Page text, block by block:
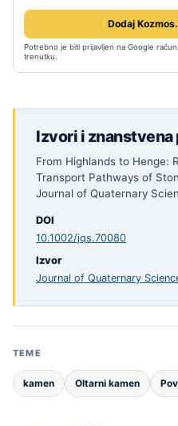
Dodaj
Potrebno je biti prijavljen na Google
trenutku.
Izvori i
From Highlands to Henge:
Transport Pathways of
Journal of Quaternary
DOI
10.1002/jqs.70080
Izvor
Journal of Quaternary
TEME
kamen Oltarni kamen